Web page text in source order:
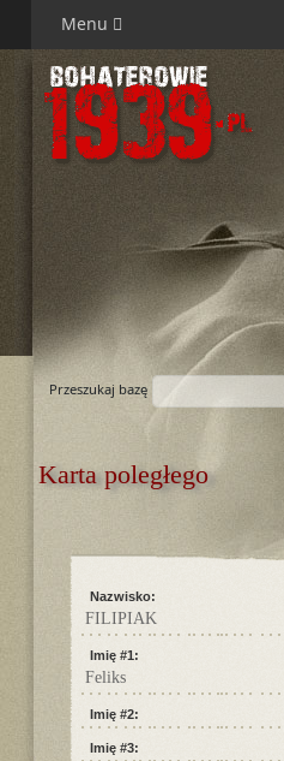
Menu
Przeszukaj bazę
Karta poległego
Nazwisko:
FILIPIAK
Imię #1:
Feliks
Imię #2:
Imię #3: